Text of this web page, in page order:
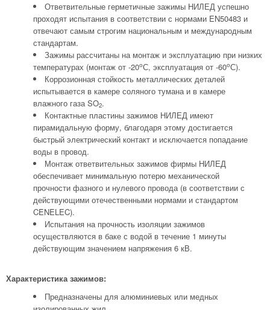
Ответвительные герметичные зажимы НИЛЕД успешно
проходят испытания в соответствии с нормами EN50483 и
отвечают самым строгим национальным и международным
стандартам.
Зажимы рассчитаны на монтаж и эксплуатацию при низких
температурах (монтаж от -20оС, эксплуатация от -60оС).
Коррозионная стойкость металлических деталей
испытывается в камере соляного тумана и в камере
влажного газа SO2.
Контактные пластины зажимов НИЛЕД имеют
пирамидальную форму, благодаря этому достигается
быстрый электрический контакт и исключается попадание
воды в провод.
Монтаж ответвительных зажимов фирмы НИЛЕД
обеспечивает минимальную потерю механической
прочности фазного и нулевого провода (в соответствии с
действующими отечественными нормами и стандартом
CENELEC).
Испытания на прочность изоляции зажимов
осуществляются в баке с водой в течение 1 минуты
действующим значением напряжения 6 кВ.
Характеристика зажимов:
Предназначены для алюминиевых или медных